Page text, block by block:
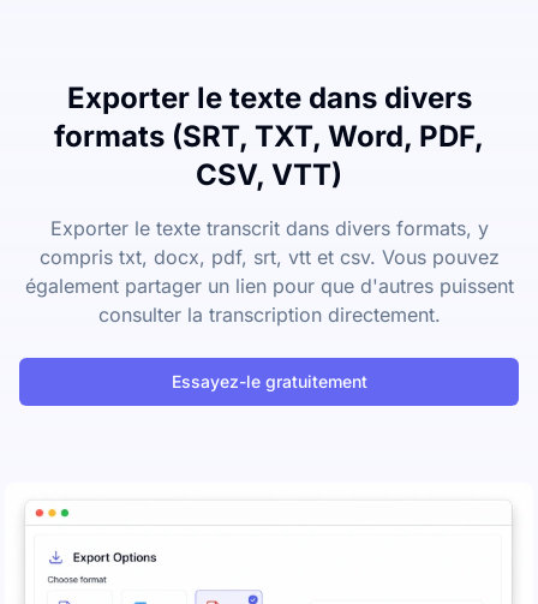
Exporter le texte dans divers
formats (SRT, TXT, Word, PDF,
CSV, VTT)
Exporter le texte transcrit dans divers formats, y
compris txt, docx, pdf, srt, vtt et csv. Vous pouvez
également partager un lien pour que d'autres puissent
consulter la transcription directement.
Essayez-le gratuitement